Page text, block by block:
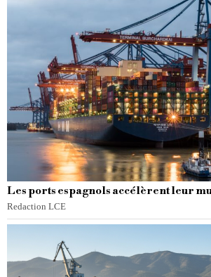
Les ports espagnols accélèrent leur
Redaction LCE